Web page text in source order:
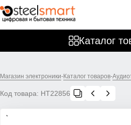
Каталог
Магазин электроники-Каталог товаров-
Код товара: НТ22856